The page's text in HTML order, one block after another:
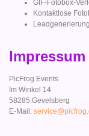
GIF-Fotobox-
Kontaktlose
PicFrog Events
Im Winkel 14
58285 Gevelsberg
E-Mail: